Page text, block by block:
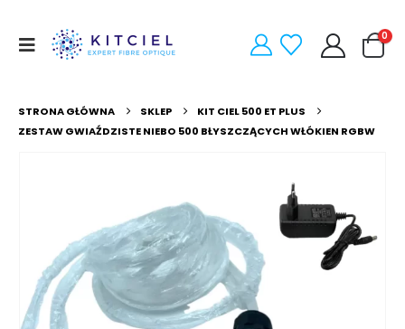
0
STRONA GŁÓWNA SKLEP
KIT CIEL 500 ET PLUS
ZESTAW GWIAŹDZISTE NIEBO 500 BŁYSZCZĄCYCH WŁÓKIEN RGBW